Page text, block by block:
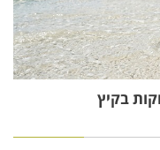
בקיץ